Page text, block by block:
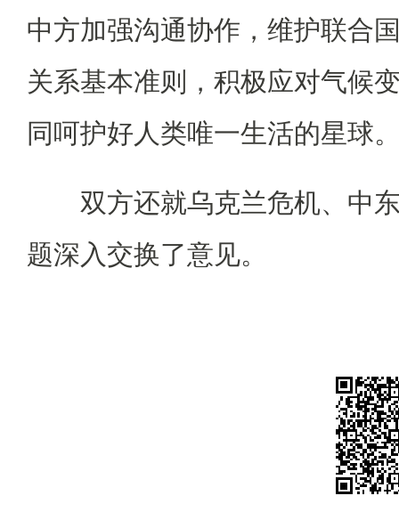
中方加强沟通协作，维护联合
关系基本准则，积极应对气候
同呵护好人类唯一生活的星球
双方还就乌克兰危机、中东
题深入交换了意见。